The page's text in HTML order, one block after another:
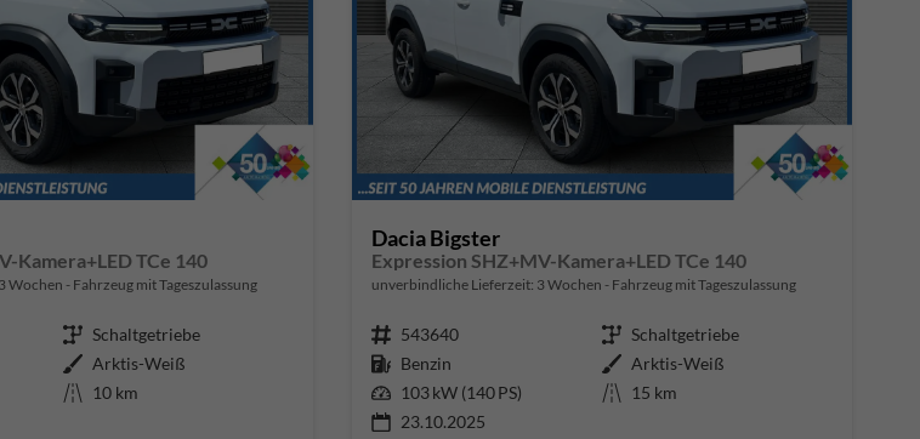
Kamera+LED TCe 140
3 Wochen Fahrzeug mit Tageszulassung
Getriebe Schaltgetriebe
Außenfarbe Arktis-Weiß
Kilometerstand 10 km
Dacia Bigster
Expression SHZ+MV-Kamera+LED TCe 140
unverbindliche Lieferzeit: 3 Wochen Fahrzeug mit Tageszulassung
Fahrzeugnr. 543640 Getriebe Schaltgetriebe
Kraftstoff Benzin Außenfarbe Arktis-Weiß
Leistung 103 kW (140 PS) Kilometerstand 15 km
23.10.2025